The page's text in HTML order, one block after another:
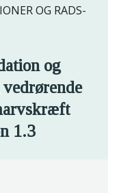
OG RADS-
og
1.3